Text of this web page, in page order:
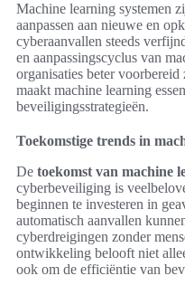
Machine learning systemen
aanpassen aan nieuwe en
cyberaanvallen steeds
en aanpassingscyclus van
organisaties beter
maakt machine learning
beveiligingsstrategieën.
Toekomstige trends in
De toekomst van machine
cyberbeveiliging is
beginnen te investeren in
automatisch aanvallen
cyberdreigingen zonder
ontwikkeling belooft niet
ook om de efficiëntie van